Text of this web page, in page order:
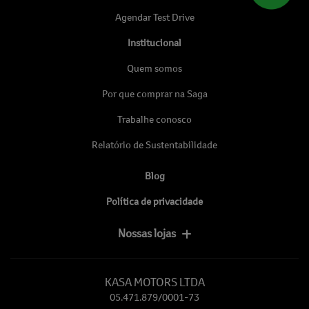
Agendar Test Drive
Institucional
Quem somos
Por que comprar na Saga
Trabalhe conosco
Relatório de Sustentabilidade
Blog
Política de privacidade
Nossas lojas
KASA MOTORS LTDA
05.471.879/0001-73